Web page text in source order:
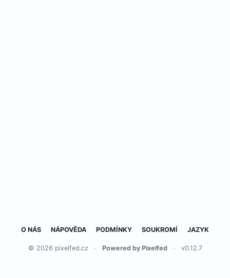
O NÁS NÁPOVĚDA PODMÍNKY SOUKROMÍ JAZYK
© 2026 pixelfed.cz · Powered by Pixelfed · v0.12.7